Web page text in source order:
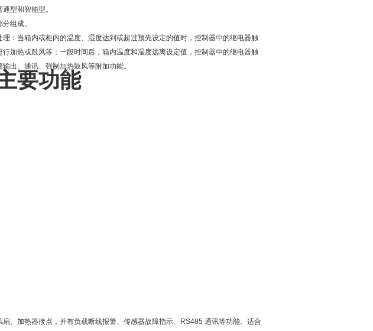
型和智能型。
组成。
：当箱内或柜内的温度、湿度达到或超过预先设定的值时，控制器中的继电器触
加热或鼓风等；一段时间后，箱内温度和湿度远离设定值，控制器中的继电器触
出、通讯、强制加热鼓风等附加功能。
要功能
、加热器接点，并有负载断线报警、传感器故障指示、RS485 通讯等功能。适合